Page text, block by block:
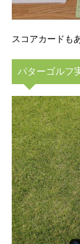
スコアカードも
パターゴルフ